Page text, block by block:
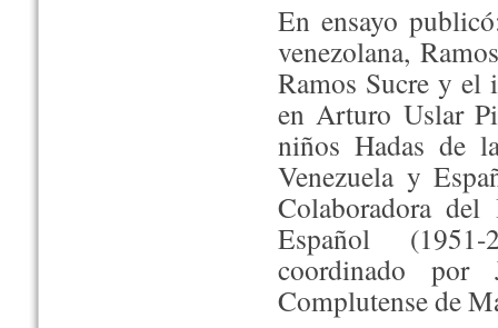
En ensayo
venezolana,
Ramos Sucre y el
en Arturo Uslar
niños Hadas de
Venezuela y
Colaboradora
Español (1951-
coordinado
Complutense de